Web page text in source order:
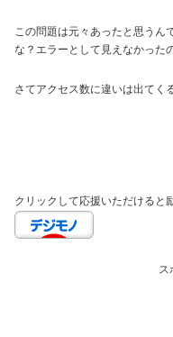
この問題は元々あったと思う
な？エラーとして見えなかった
さてアクセス数に違いは出てく
クリックして応援いただけると
ス